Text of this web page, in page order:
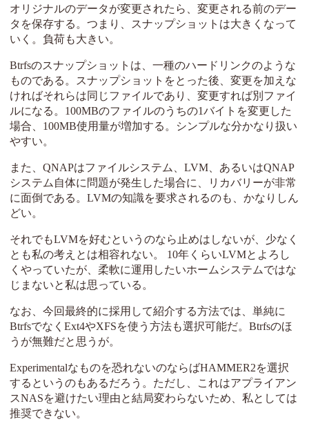
オリジナルのデータが変更されたら、変更される前のデー
タを保存する。つまり、スナップショットは大きくなって
いく。負荷も大きい。
Btrfsのスナップショットは、一種のハードリンクのような
ものである。スナップショットをとった後、変更を加えな
ければそれらは同じファイルであり、変更すれば別ファイ
ルになる。100MBのファイルのうちの1バイトを変更した
場合、100MB使用量が増加する。シンプルな分かなり扱い
やすい。
また、QNAPはファイルシステム、LVM、あるいはQNAP
システム自体に問題が発生した場合に、リカバリーが非常
に面倒である。LVMの知識を要求されるのも、かなりしん
どい。
それでもLVMを好むというのなら止めはしないが、少なく
とも私の考えとは相容れない。 10年くらいLVMとよろし
くやっていたが、柔軟に運用したいホームシステムではな
じまないと私は思っている。
なお、今回最終的に採用して紹介する方法では、単純に
BtrfsでなくExt4やXFSを使う方法も選択可能だ。Btrfsのほ
うが無難だと思うが。
Experimentalなものを恐れないのならばHAMMER2を選択
するというのもあるだろう。ただし、これはアプライアン
スNASを避けたい理由と結局変わらないため、私としては
推奨できない。